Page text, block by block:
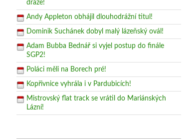
dráze!
Andy Appleton obhájil dlouhodrážní titul!
Dominik Suchánek dobyl malý lázeňský ovál!
Adam Bubba Bednář si vyjel postup do finále
SGP2!
Poláci měli na Borech pré!
Kopřivnice vyhrála i v Pardubicích!
Mistrovský flat track se vrátil do Mariánských
Lázní!